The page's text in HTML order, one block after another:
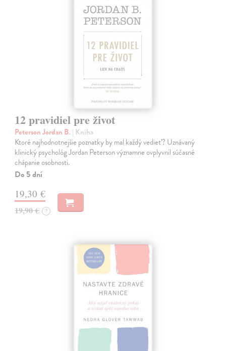
12 pravidiel pre život
Peterson Jordan B. | Kniha
Ktoré najhodnotnejšie poznatky by mal každý vedieť? Uznávaný
klinický psychológ Jordan Peterson významne ovplyvnil súčasné
chápanie osobnosti.
Do 5 dní
19,30 €
19,90 € ?